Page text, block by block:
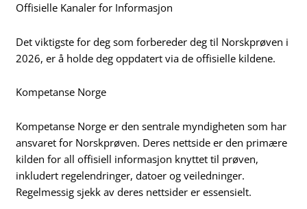
Offisielle Kanaler for Informasjon
Det viktigste for deg som forbereder deg til Norskprøven i
2026, er å holde deg oppdatert via de offisielle kildene.
Kompetanse Norge
Kompetanse Norge er den sentrale myndigheten som har
ansvaret for Norskprøven. Deres nettside er den primære
kilden for all offisiell informasjon knyttet til prøven,
inkludert regelendringer, datoer og veiledninger.
Regelmessig sjekk av deres nettsider er essensielt.